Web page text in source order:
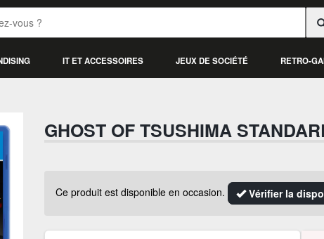
IT ET ACCESSOIRES JEUX DE SOCIÉTÉ RETRO-
GHOST OF TSUSHIMA
Ce produit est disponible en occasion. Vérifier la